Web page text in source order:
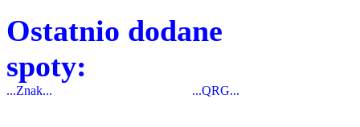
Ostatnio dodane
spoty:
...Znak... ...QRG...